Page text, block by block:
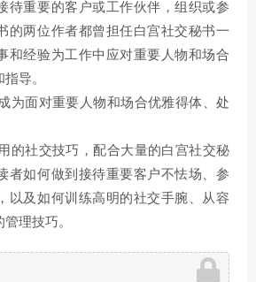
待重要的客户或工作伙伴，组织或参
的两位作者都曾担任白宫社交秘书一
和经验为工作中应对重要人物和场合
导。
为面对重要人物和场合优雅得体、处
的社交技巧，配合大量的白宫社交秘
者如何做到接待重要客户不怯场、参
以及如何训练高明的社交手腕、从容
理技巧。